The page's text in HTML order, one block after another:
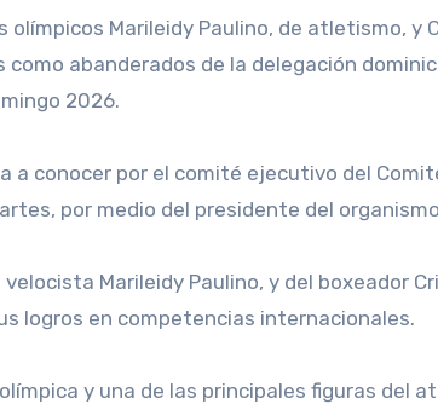
olímpicos Marileidy Paulino, de atletismo, y
como abanderados de la delegación
2026.
a conocer por el comité ejecutivo del
por medio del presidente del
velocista Marileidy Paulino, y del boxeador
logros en competencias internacionales.
y una de las principales figuras del